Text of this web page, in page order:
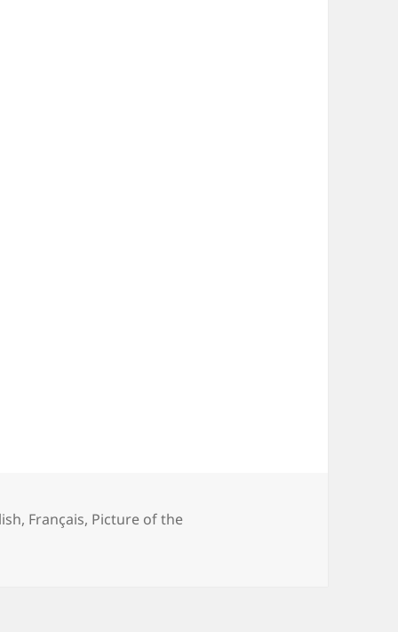
, Français, Picture of the